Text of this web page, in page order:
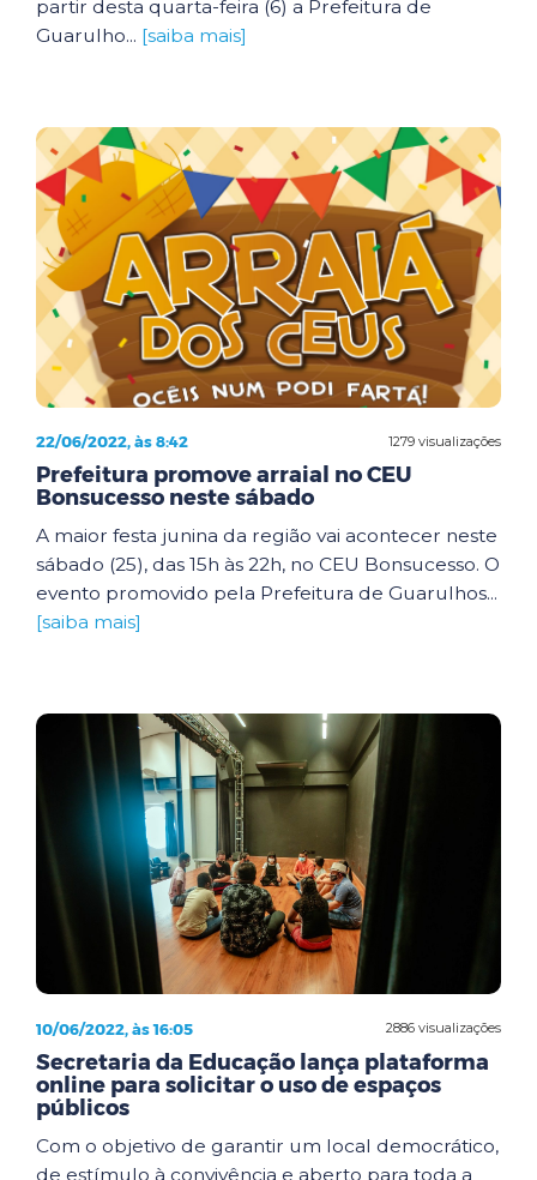
partir desta quarta-feira (6) a Prefeitura de
Guarulho... [saiba mais]
1279 visualizações
22/06/2022, às 8:42
Prefeitura promove arraial no CEU
Bonsucesso neste sábado
A maior festa junina da região vai acontecer neste
sábado (25), das 15h às 22h, no CEU Bonsucesso. O
evento promovido pela Prefeitura de Guarulhos...
[saiba mais]
2886 visualizações
10/06/2022, às 16:05
Secretaria da Educação lança plataforma
online para solicitar o uso de espaços
públicos
Com o objetivo de garantir um local democrático,
de estímulo à convivência e aberto para toda a